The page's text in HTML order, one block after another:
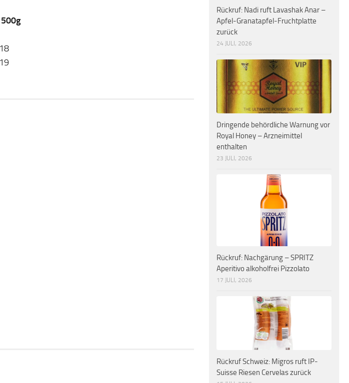
Rückruf: Nadi ruft Lavashak Anar –
Apfel-Granatapfel-Fruchtplatte
zurück
24 JULI, 2026
Dringende behördliche Warnung vor
Royal Honey – Arzneimittel
enthalten
23 JULI, 2026
Rückruf: Nachgärung – SPRITZ
Aperitivo alkoholfrei Pizzolato
17 JULI, 2026
Rückruf Schweiz: Migros ruft IP-
Suisse Riesen Cervelas zurück